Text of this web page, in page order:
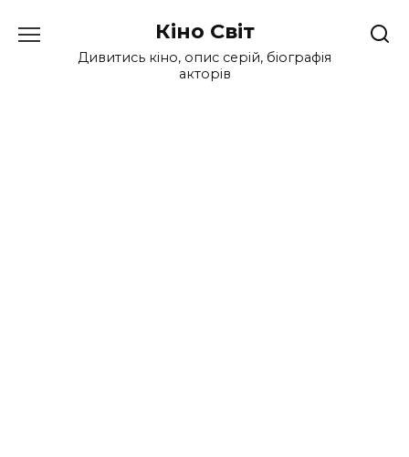
до
Кіно Світ
Дивитись кіно, опис серій, біографія
акторів